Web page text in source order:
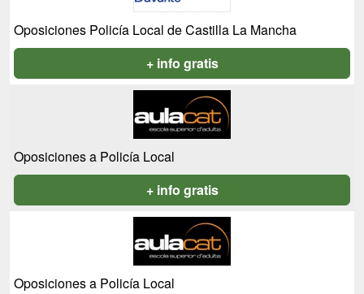
Oposiciones Policía Local de Castilla La Mancha
+ info gratis
Oposiciones a Policía Local
+ info gratis
Oposiciones a Policía Local